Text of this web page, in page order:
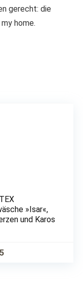
gerecht: die
home.
»Isar«,
und Karos